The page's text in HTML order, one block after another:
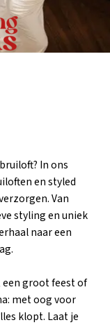
In ons
en styled
Van
styling en uniek
naar een
een groot feest of
met oog voor
klopt. Laat je